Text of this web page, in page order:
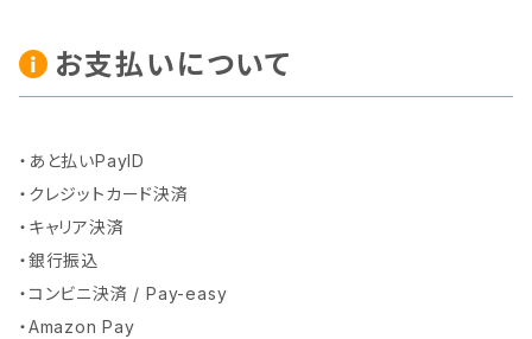
お支払いについて
・あと払いPayID
・クレジットカード決済
・キャリア決済
・銀行振込
・コンビニ決済 / Pay-easy
・Amazon Pay